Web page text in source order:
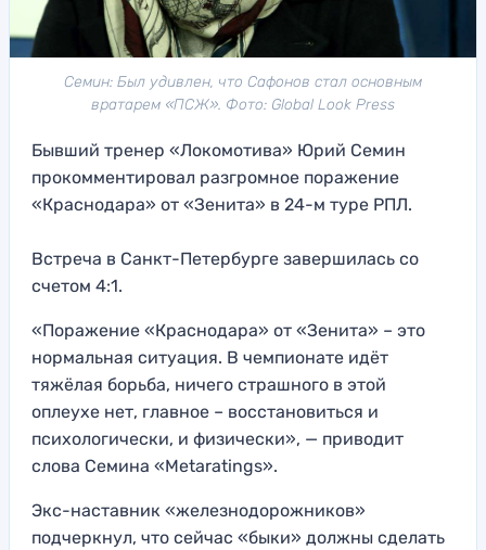
Семин: Был удивлен, что Сафонов стал основным
вратарем «ПСЖ». Фото: Global Look Press
Бывший тренер «Локомотива» Юрий Семин
прокомментировал разгромное поражение
«Краснодара» от «Зенита» в 24-м туре РПЛ.
Встреча в Санкт-Петербурге завершилась со
счетом 4:1.
«Поражение «Краснодара» от «Зенита» – это
нормальная ситуация. В чемпионате идёт
тяжёлая борьба, ничего страшного в этой
оплеухе нет, главное – восстановиться и
психологически, и физически», — приводит
слова Семина «Metaratings».
Экс-наставник «железнодорожников»
подчеркнул, что сейчас «быки» должны сделать